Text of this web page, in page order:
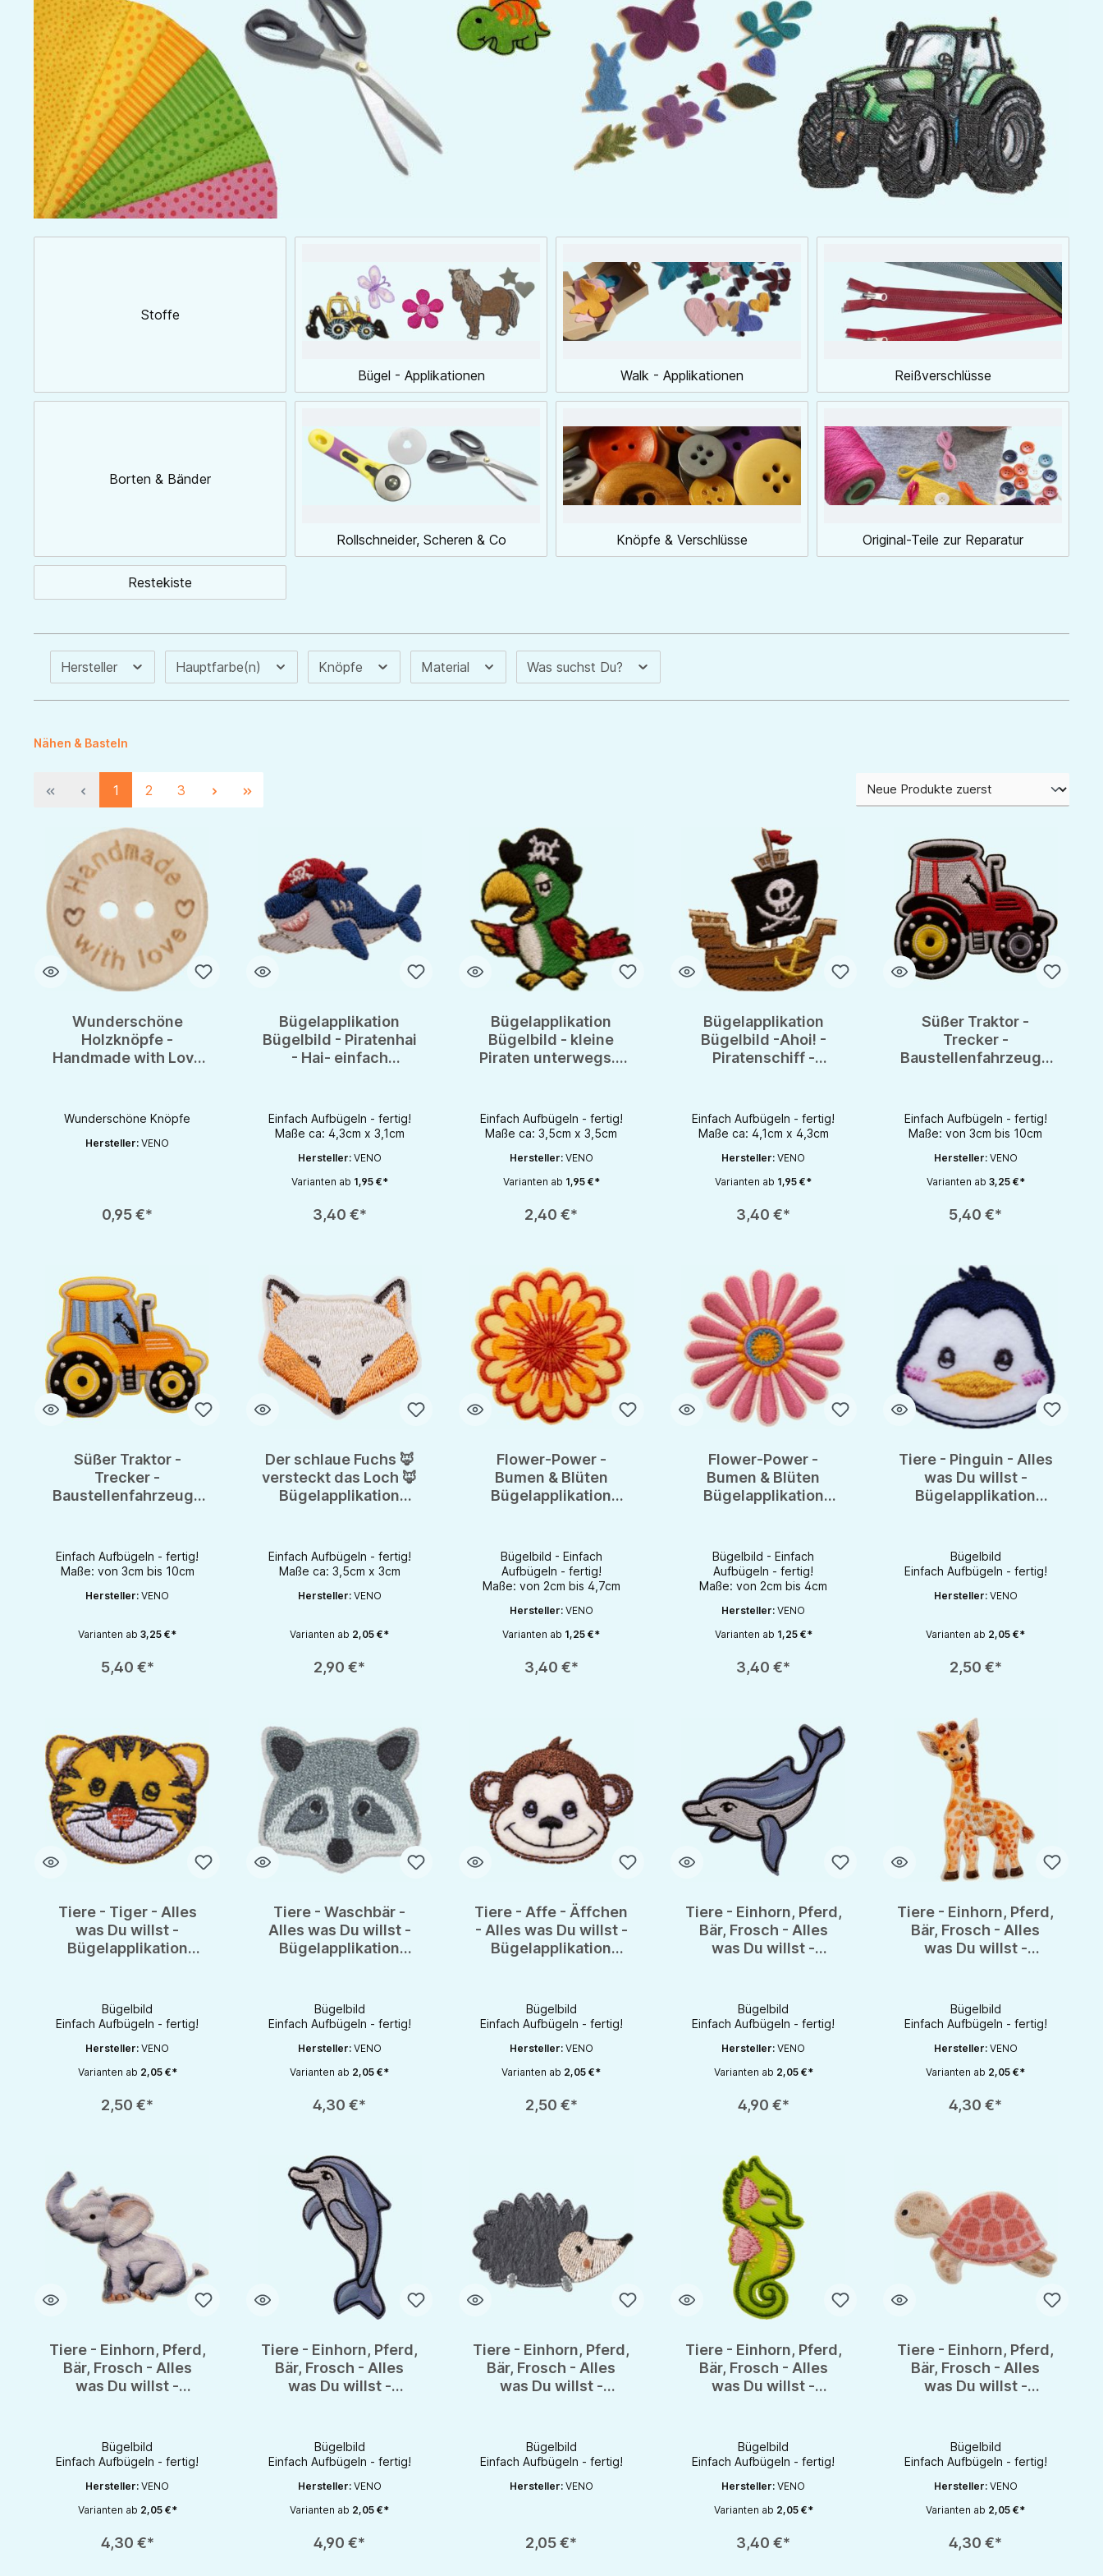
Stoffe
Bügel - Applikationen Walk - Applikationen Reißverschlüsse
Borten & Bänder
Rollschneider, Scheren & Co Knöpfe & Verschlüsse Original-Teile zur Reparatur
Restekiste
Hersteller Hauptfarbe(n) Knöpfe Material Was suchst Du?
Nähen & Basteln
1 2 3
Wunderschöne
Holzknöpfe -
Handmade with Love
Wunderschöne Knöpfe
Hersteller:VENO
0,95 €*
Bügelapplikation
Bügelbild - Piratenhai
- Hai- einfach
Einfach Aufbügeln - fertig!
Maße ca: 4,3cm x 3,1cm
Hersteller: VENO
Varianten ab 1,95 €*
3,40 €*
Bügelapplikation
Bügelbild - kleine
Piraten unterwegs...
fertig
Einfach Aufbügeln - fertig!
Maße ca: 3,5cm x 3,5cm
Hersteller: VENO
Varianten ab 1,95 €*
2,40 €*
Bügelapplikation
Bügelbild -Ahoi! -
Piratenschiff -
Einfach Aufbügeln - fertig!
Maße ca: 4,1cm x 4,3cm
Hersteller:VENO
Varianten ab 1,95 €*
3,40 €*
Süßer Traktor -
Trecker -
Baustellenfahrzeuge
Bügelbild
Einfach Aufbügeln - fertig!
Maße: von 3cm bis 10cm
Hersteller: VENO
Varianten ab 3,25 €*
5,40 €*
Süßer Traktor -
Trecker -
Baustellenfahrzeuge
Bügelbild
Einfach Aufbügeln - fertig!
Maße: von 3cm bis 10cm
Hersteller:VENO
Varianten ab 3,25 €*
5,40 €*
Der schlaue Fuchs 🦊
versteckt das Loch 🦊
Bügelapplikation
Einfach Aufbügeln - fertig!
Maße ca: 3,5cm x 3cm
Hersteller: VENO
Varianten ab 2,05 €*
2,90 €*
Flower-Power -
Bumen & Blüten
Bügelapplikation
Bügelbild - Einfach
Aufbügeln - fertig!
Maße: von 2cm bis 4,7cm
Hersteller: VENO
Varianten ab 1,25 €*
3,40 €*
Flower-Power -
Bumen & Blüten
Bügelapplikation
Bügelbild - Einfach
Aufbügeln - fertig!
Maße: von 2cm bis 4cm
Hersteller:VENO
Varianten ab 1,25 €*
3,40 €*
Tiere - Pinguin - Alles
was Du willst -
Bügelapplikation
Bügelbild
Einfach Aufbügeln - fertig!
Hersteller: VENO
Varianten ab 2,05 €*
2,50 €*
Tiere - Tiger - Alles
was Du willst -
Bügelapplikation
Bügelbild
Einfach Aufbügeln - fertig!
Hersteller:VENO
Varianten ab 2,05 €*
2,50 €*
Tiere - Waschbär -
Alles was Du willst -
Bügelapplikation
Bügelbild
Einfach Aufbügeln - fertig!
Hersteller: VENO
Varianten ab 2,05 €*
4,30 €*
Tiere - Affe - Äffchen
- Alles was Du willst -
Bügelapplikation
Bügelbild
Einfach Aufbügeln - fertig!
Hersteller: VENO
Varianten ab 2,05 €*
2,50 €*
Tiere - Einhorn, Pferd,
Bär, Frosch - Alles
was Du willst -
Bügelbild
Einfach Aufbügeln - fertig!
Hersteller:VENO
Varianten ab 2,05 €*
4,90 €*
Tiere - Einhorn, Pferd,
Bär, Frosch - Alles
was Du willst -
Bügelbild
Einfach Aufbügeln - fertig!
Hersteller: VENO
Varianten ab 2,05 €*
4,30 €*
Tiere - Einhorn, Pferd,
Bär, Frosch - Alles
was Du willst -
Bügelbild
Einfach Aufbügeln - fertig!
Hersteller:VENO
Varianten ab 2,05 €*
4,30 €*
Tiere - Einhorn, Pferd,
Bär, Frosch - Alles
was Du willst -
Bügelbild
Einfach Aufbügeln - fertig!
Hersteller: VENO
Varianten ab 2,05 €*
4,90 €*
Tiere - Einhorn, Pferd,
Bär, Frosch - Alles
was Du willst -
Bügelbild
Einfach Aufbügeln - fertig!
Hersteller: VENO
2,05 €*
Tiere - Einhorn, Pferd,
Bär, Frosch - Alles
was Du willst -
Bügelbild
Einfach Aufbügeln - fertig!
Hersteller:VENO
Varianten ab 2,05 €*
3,40 €*
Tiere - Einhorn, Pferd,
Bär, Frosch - Alles
was Du willst -
Bügelbild
Einfach Aufbügeln - fertig!
Hersteller: VENO
Varianten ab 2,05 €*
4,30 €*